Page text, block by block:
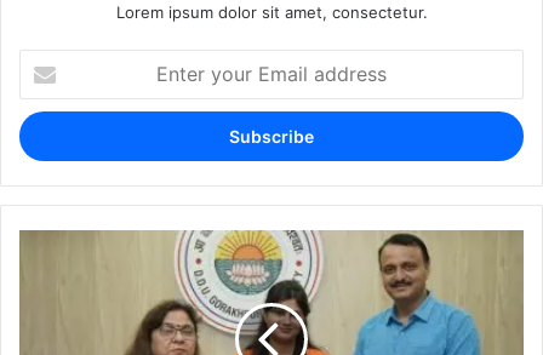
Lorem ipsum dolor sit amet, consectetur.